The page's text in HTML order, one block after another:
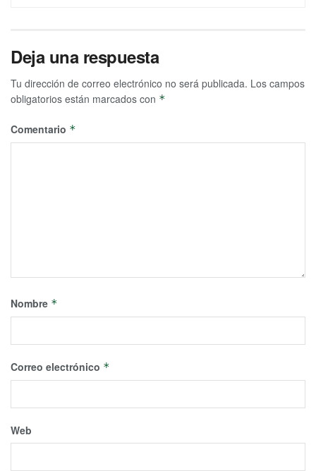
Deja una respuesta
Tu dirección de correo electrónico no será publicada. Los campos
obligatorios están marcados con *
Comentario *
Nombre *
Correo electrónico *
Web